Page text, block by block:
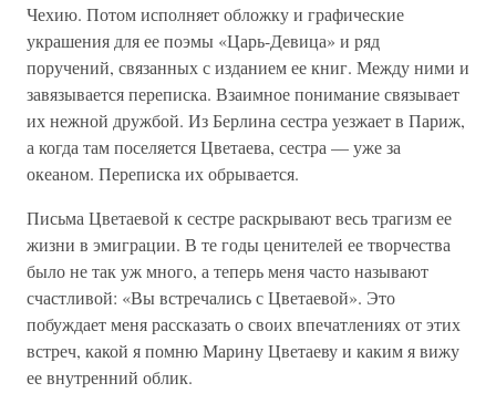
Чехию. Потом исполняет обложку и графические
украшения для ее поэмы «Царь-Девица» и ряд
поручений, связанных с изданием ее книг. Между ними и
завязывается переписка. Взаимное понимание связывает
их нежной дружбой. Из Берлина сестра уезжает в Париж,
а когда там поселяется Цветаева, сестра — уже за
океаном. Переписка их обрывается.
Письма Цветаевой к сестре раскрывают весь трагизм ее
жизни в эмиграции. В те годы ценителей ее творчества
было не так уж много, а теперь меня часто называют
счастливой: «Вы встречались с Цветаевой». Это
побуждает меня рассказать о своих впечатлениях от этих
встреч, какой я помню Марину Цветаеву и каким я вижу
ее внутренний облик.